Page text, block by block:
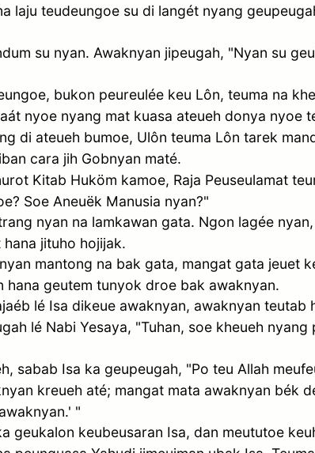
laju teudeungoe su di langét nyang
su nyan. Awaknyan jipeugah, "Nyan su
bukon peureulée keu Lôn, teuma na
nyoe nyang mat kuasa ateueh donya nyoe
di ateueh bumoe, Ulôn teuma Lôn tarek
cara jih Gobnyan maté.
Kitab Huköm kamoe, Raja Peuseulamat
Soe Aneuëk Manusia nyan?"
nyan na lamkawan gata. Ngon lagée
jituho hojijak.
mantong na bak gata, mangat gata jeuet
hana geutem tunyok droe bak awaknyan.
lé Isa dikeue awaknyan, awaknyan teutab
lé Nabi Yesaya, "Tuhan, soe kheueh
sabab Isa ka geupeugah, "Po teu Allah
kreueh até; mangat mata awaknyan bék
"
geukalon keubeusaran Isa, dan meututoe